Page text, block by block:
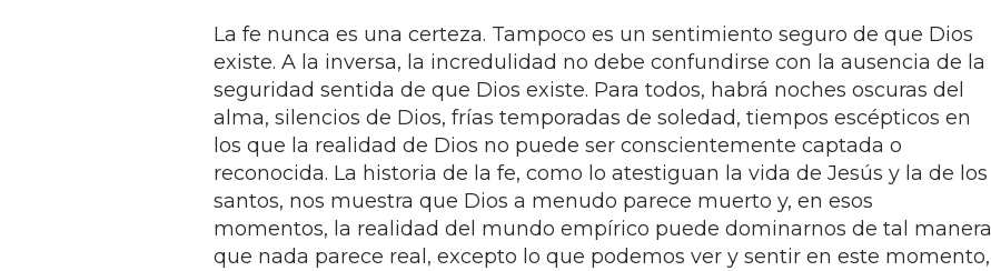
La fe nunca es una certeza. Tampoco es un sentimiento seguro de que Dios
existe. A la inversa, la incredulidad no debe confundirse con la ausencia de la
seguridad sentida de que Dios existe. Para todos, habrá noches oscuras del
alma, silencios de Dios, frías temporadas de soledad, tiempos escépticos en
los que la realidad de Dios no puede ser conscientemente captada o
reconocida. La historia de la fe, como lo atestiguan la vida de Jesús y la de los
santos, nos muestra que Dios a menudo parece muerto y, en esos
momentos, la realidad del mundo empírico puede dominarnos de tal manera
que nada parece real, excepto lo que podemos ver y sentir en este momento,